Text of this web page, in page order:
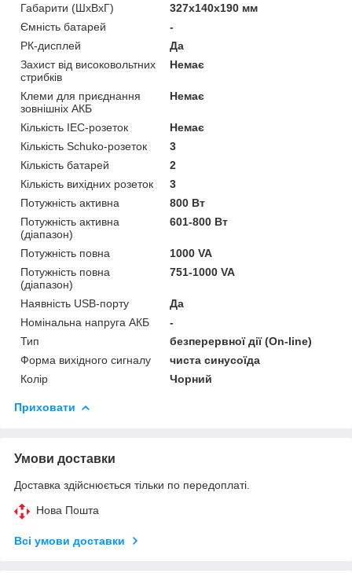
Габарити (ШхВхГ)
327х140х190 мм
Ємність батарей
-
РК-дисплей
Да
Захист від високовольтних
стрибків
Немає
Клеми для приєднання
зовнішніх АКБ
Немає
Кількість IEC-розеток
Немає
Кількість Schuko-розеток
3
Кількість батарей
2
Кількість вихідних розеток
3
Потужність активна
800 Вт
Потужність активна
(діапазон)
601-800 Вт
Потужність повна
1000 VA
Потужність повна
(діапазон)
751-1000 VA
Наявність USB-порту
Да
Номінальна напруга АКБ
-
Тип
безперервної дії (On-line)
Форма вихідного сигналу
чиста синусоїда
Колір
Чорний
Приховати
Умови доставки
Доставка здійснюється тільки по передоплаті.
Нова Пошта
Всі умови доставки